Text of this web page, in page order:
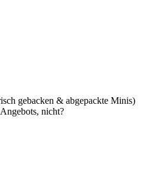
gebacken & abgepackte Minis)
nicht?